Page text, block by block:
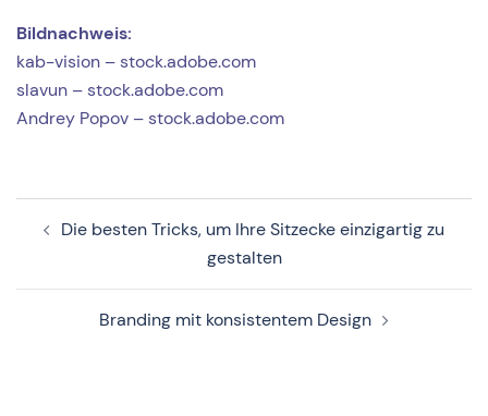
Bildnachweis:
kab-vision – stock.adobe.com
slavun – stock.adobe.com
Andrey Popov – stock.adobe.com
Die besten Tricks, um Ihre Sitzecke einzigartig zu
gestalten
Branding mit konsistentem Design